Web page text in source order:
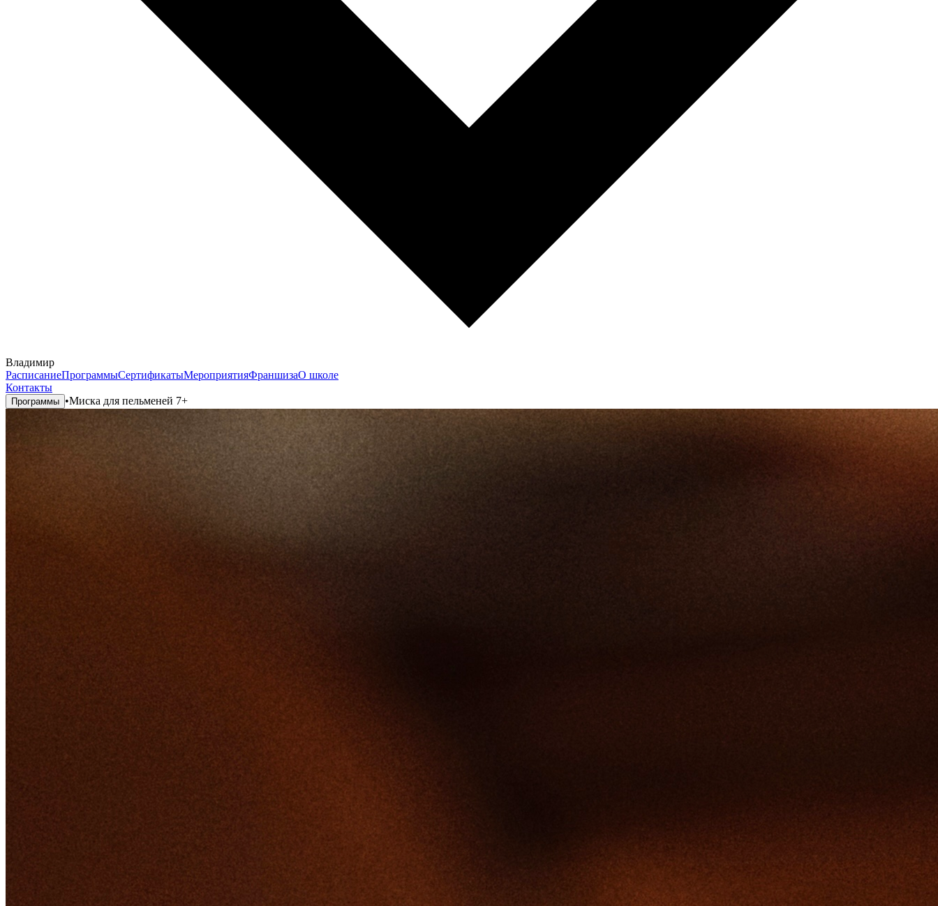
Владимир
РасписаниеПрограммыСертификатыМероприятияФраншизаО школе
Контакты
Программы •Миска для пельменей 7+